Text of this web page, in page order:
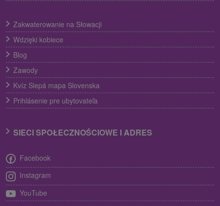
Zakwaterowanie na Słowacji
Wdzięki kobiece
Blog
Zawody
Kvíz Slepá mapa Slovenska
Prihlásenie pre ubytovateľa
SIECI SPOŁECZNOŚCIOWE I ADRES
Facebook
Instagram
YouTube